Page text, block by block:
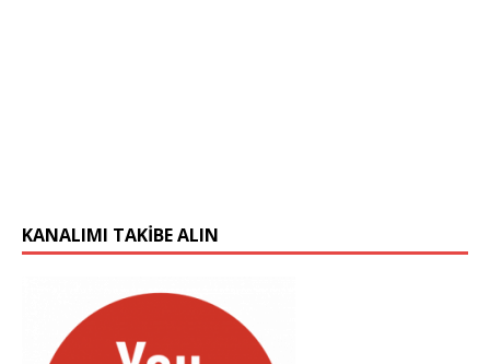
KANALIMI TAKIBE ALIN